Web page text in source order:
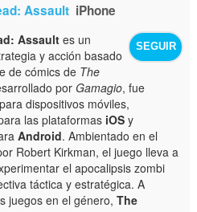
Assault iPhone
SEGUIR
Assault es un
y acción basado
de cómics de The
porGamagio, fue
dispositivos móviles,
las plataformas iOS y
Android. Ambientado en el
Robert Kirkman, el juego lleva a
el apocalipsis zombi
táctica y estratégica. A
juegos en el género,The